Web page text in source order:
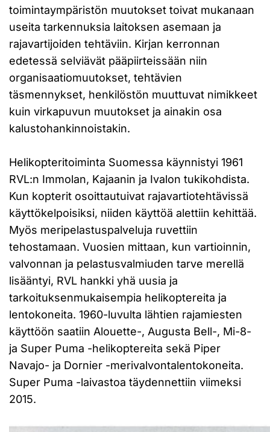
toimintaympäristön muutokset toivat mukanaan
useita tarkennuksia laitoksen asemaan ja
rajavartijoiden tehtäviin. Kirjan kerronnan
edetessä selviävät pääpiirteissään niin
organisaatiomuutokset, tehtävien
täsmennykset, henkilöstön muuttuvat nimikkeet
kuin virkapuvun muutokset ja ainakin osa
kalustohankinnoistakin.
Helikopteritoiminta Suomessa käynnistyi 1961
RVL:n Immolan, Kajaanin ja Ivalon tukikohdista.
Kun kopterit osoittautuivat rajavartiotehtävissä
käyttökelpoisiksi, niiden käyttöä alettiin kehittää.
Myös meripelastuspalveluja ruvettiin
tehostamaan. Vuosien mittaan, kun vartioinnin,
valvonnan ja pelastusvalmiuden tarve merellä
lisääntyi, RVL hankki yhä uusia ja
tarkoituksenmukaisempia helikoptereita ja
lentokoneita. 1960-luvulta lähtien rajamiesten
käyttöön saatiin Alouette-, Augusta Bell-, Mi-8-
ja Super Puma -helikoptereita sekä Piper
Navajo- ja Dornier -merivalvontalentokoneita.
Super Puma -laivastoa täydennettiin viimeksi
2015.